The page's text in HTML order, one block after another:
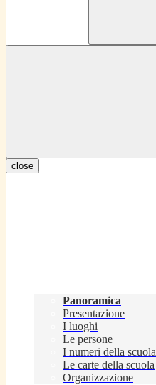
close
Panoramica
Presentazione
I luoghi
Le persone
I numeri della scuola
Le carte della scuola
Organizzazione